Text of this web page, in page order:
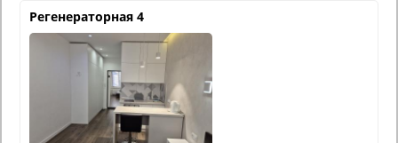
Регенераторная 4